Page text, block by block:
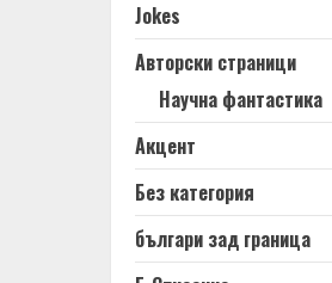
Jokes
Авторски страници
Научна фантастика
Акцент
Без категория
българи зад граница